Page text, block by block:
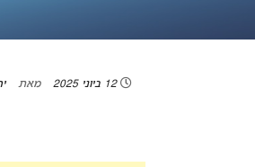
12 ביוני 2025 מאת